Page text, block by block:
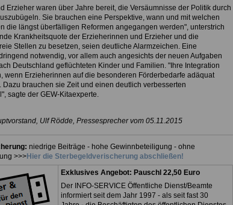
Erzieher waren über Jahre bereit, die Versäumnisse der Politik durch
Sie brauchen eine Perspektive, wann und mit welchen
die längst überfälligen Reformen angegangen werden", unterstrich
Krankheitsquote der Erzieherinnen und Erzieher und die
Stellen zu besetzen, seien deutliche Alarmzeichen. Eine
notwendig, vor allem auch angesichts der neuen Aufgaben
Deutschland geflüchteten Kinder und Familien. "Ihre Integration
wenn Erzieherinnen auf die besonderen Förderbedarfe adäquat
brauchen sie Zeit und einen deutlich verbesserten
sagte der GEW-Kitaexperte.
Ulf Rödde, Pressesprecher vom 05.11.2015
niedrige Beiträge - hohe Gewinnbeteiligung - ohne
>>>Hier die Sterbegeldverischerung abschließen!
Exklusives Angebot: Pauschl 22,50 Euro
Der INFO-SERVICE Öffentliche Dienst/Beamte
informiert seit dem Jahr 1997 - als seit fast 30